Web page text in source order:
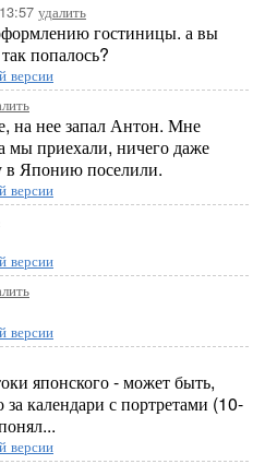
удалить
гостиницы. а вы
попалось?
версии
на нее запал Антон. Мне
мы приехали, ничего даже
в Японию поселили.
версии
версии
версии
японского - может быть,
за календари с портретами (10-
версии